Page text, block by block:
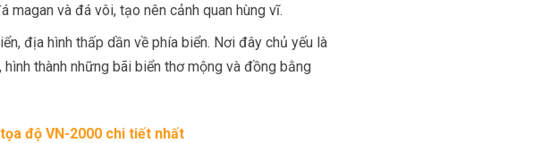
và đá vôi, tạo nên cảnh quan hùng vĩ.
địa hình thấp dần về phía biển. Nơi đây chủ yếu là
thành những bãi biển thơ mộng và đồng bằng
độ VN-2000 chi tiết nhất